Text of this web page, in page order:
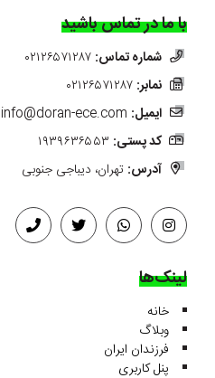
با ما در تماس باشید
شماره تماس: ۰۲۱۲۶۵۷۱۲۸۷
نمابر: ۰۲۱۲۶۵۷۱۲۸۷
ایمیل: info@doran-ece.com
کد پستی: ۱۹۳۹۶۳۶۵۵۳
آدرس: تهران، دیباجی جنوبی
لینک‌ها
خانه
وبلاگ
فرزندان ایران
پنل کاربری